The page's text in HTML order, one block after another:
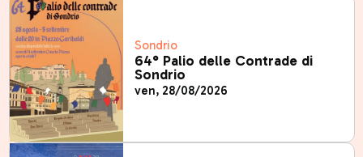
Sondrio
64° Palio delle Contrade di
Sondrio
ven, 28/08/2026